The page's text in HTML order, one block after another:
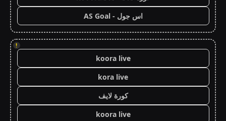
اس جول - AS Goal
!
koora live
kora live
كورة لايف
koora live